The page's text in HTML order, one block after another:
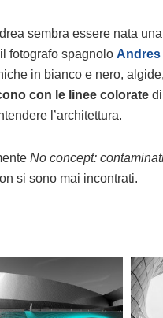
sembra essere nata
fotografo spagnolo Andres
in bianco e nero,
con le linee colorate
l’architettura.
No concept:
si sono mai incontrati.